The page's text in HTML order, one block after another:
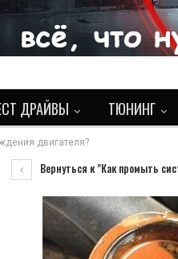
ДРАЙВЫ ТЮНИНГ
двигателя?
Вернуться к "Как промыть